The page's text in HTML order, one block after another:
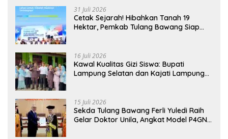
31 Juli 2026
Cetak Sejarah! Hibahkan Tanah 19
Hektar, Pemkab Tulang Bawang Siap
16 Juli 2026
Kawal Kualitas Gizi Siswa: Bupati
Lampung Selatan dan Kajati Lampung
15 Juli 2026
Sekda Tulang Bawang Ferli Yuledi Raih
Gelar Doktor Unila, Angkat Model P4GN